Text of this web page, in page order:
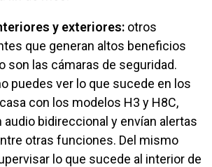
y exteriores: otros
que generan altos beneficios
son las cámaras de seguridad.
puedes ver lo que sucede en los
con los modelos H3 y H8C,
bidireccional y envían alertas
otras funciones. Del mismo
lo que sucede al interior de